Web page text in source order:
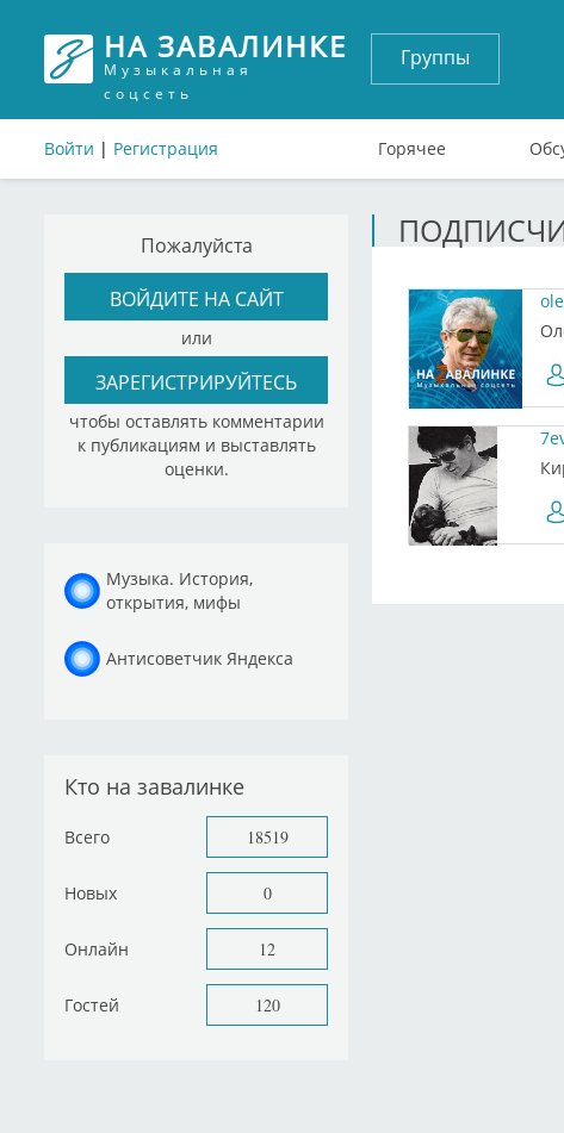
НА ЗАВАЛИНКЕ
Музыкальная
соцсеть
Войти | Регистрация
Группы
Горячее
Пожалуйста
ВОЙДИТЕ НА САЙТ
или
ЗАРЕГИСТРИРУЙТЕСЬ
чтобы оставлять комментарии
к публикациям и выставлять
оценки.
Музыка. История,
открытия, мифы
Антисоветчик Яндекса
Кто на завалинке
Всего 18519
Новых 0
Онлайн 12
Гостей 120